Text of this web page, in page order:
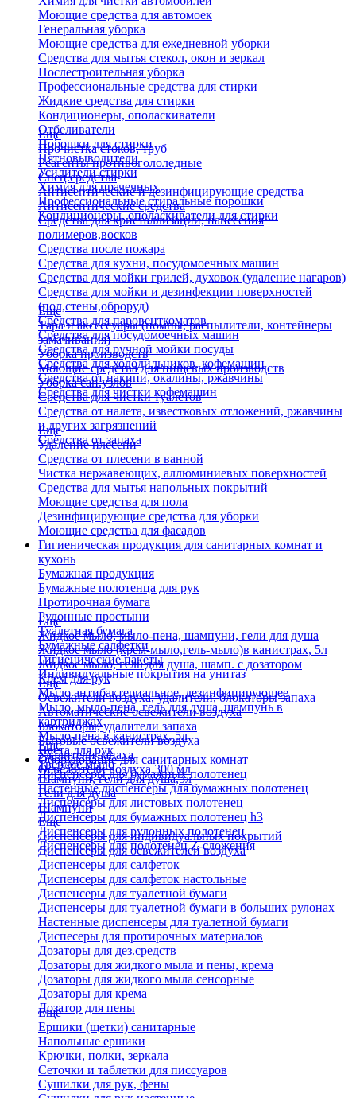
Моющие средства для автомоек
Генеральная уборка
Моющие средства для ежедневной уборки
Средства для мытья стекол, окон и зеркал
Послестроительная уборка
Профессиональные средства для стирки
Жидкие средства для стирки
Кондиционеры, ополаскиватели
Отбеливатели
Порошки для стирки
Пятновыводители
Усилители стирки
Химия для прачечных
Профессиональные стиральные порошки
Кондиционеры, ополаскиватели для стирки
Еще
Прочистка стоков, труб
Реагенты противогололедные
Спец.средства
Антисептические и дезинфицирующие средства
Антисептические средства
Средства для кристаллизации, нанесения
полимеров,восков
Средства после пожара
Средства для кухни, посудомоечных машин
Средства для мойки грилей, духовок (удаление нагаров)
Средства для мойки и дезинфекции поверхностей
(пол,стены,оброруд)
Средства для паровенткоматов
Средства для посудомоечных машин
Средства для ручной мойки посуды
Средства для холодильников, кофемашин
Средства от накипи, окалины, ржавчины
Средства для чистки кофемашин
Еще
Тара и аксессуары (помпы, распылители, контейнеры
замачивания)
Уборка производств
Моющие средства для пищевых производств
Уборка сан.узлов
Средства для чистки туалетов
Средства от налета, известковых отложений, ржавчины
и других загрязнений
Средства от запаха
Еще
Удаление плесени
Средства от плесени в ванной
Чистка нержавеющих, аллюминиевых поверхностей
Средства для мытья напольных покрытий
Моющие средства для пола
Дезинфицирующие средства для уборки
Моющие средства для фасадов
Гигиеническая продукция для санитарных комнат и
кухонь
Бумажная продукция
Бумажные полотенца для рук
Протирочная бумага
Рулонные простыни
Туалетная бумага
Бумажные салфетки
Гигиенические пакеты
Индивидуальные покрытия на унитаз
Еще
Жидкое мыло, мыло-пена, шампуни, гели для душа
Жидкое мыло (крем-мыло,гель-мыло)в канистрах, 5л
Жидкое мыло, гель для душа, шамп. с дозатором
Крем для рук
Мыло антибактериальное, дезинфицирующее
Мыло, мыло-пена, гель для душа, шампунь в
картриджах
Мыло-пена в канистрах, 5л
Паста для рук
Твердое мыло
Шампуни, гели для душа,5л
Гели для душа
Шампуни
Еще
Освежители воздуха, удалители, блокаторы запаха
Автоматические освежители воздуха
Блокаторы, удалители запаха
Бытовые освежители воздуха
Удалители запаха
Освежители воздуха 300 мл
Еще
Оборудование для санитарных комнат
Диспенсеры для бумажных полотенец
Настенные диспенсеры для бумажных полотенец
Диспенсеры для листовых полотенец
Диспенсеры для бумажных полотенец h3
Диспенсеры для рулонных полотенец
Диспенсеры для полотенец Z-сложения
Еще
Диспенсеры для индивидуальных покрытий
Диспенсеры для освежителей воздуха
Диспенсеры для салфеток
Диспенсеры для салфеток настольные
Диспенсеры для туалетной бумаги
Диспенсеры для туалетной бумаги в больших рулонах
Настенные диспенсеры для туалетной бумаги
Диспесеры для протирочных материалов
Дозаторы для дез.средств
Дозаторы для жидкого мыла и пены, крема
Дозаторы для жидкого мыла сенсорные
Дозаторы для крема
Дозатор для пены
Еще
Ершики (щетки) санитарные
Напольные ершики
Крючки, полки, зеркала
Сеточки и таблетки для писсуаров
Сушилки для рук, фены